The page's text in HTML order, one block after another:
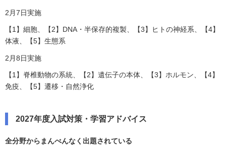
2月7日実施
【1】細胞、【2】DNA・半保存的複製、【3】ヒトの神経系、【4】
体液、【5】生態系
2月8日実施
【1】脊椎動物の系統、【2】遺伝子の本体、【3】ホルモン、【4】
免疫、【5】遷移・自然浄化
2027年度入試対策・学習アドバイス
全分野からまんべんなく出題されている